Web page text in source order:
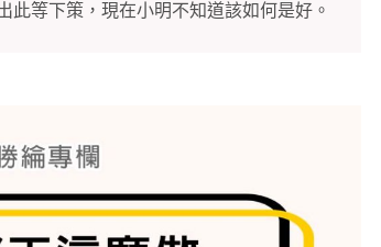
等下策，現在小明不知道該如何是好。